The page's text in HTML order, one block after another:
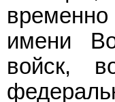
имени
войск,